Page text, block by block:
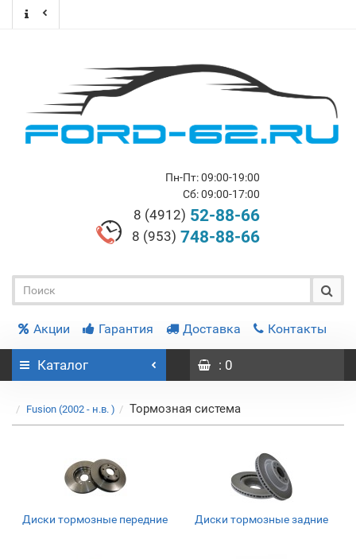
Пн-Пт: 09:00-19:00
Сб: 09:00-17:00
8 (4912) 52-88-66
8 (953) 748-88-66
Акции Гарантия Доставка Контакты
Каталог : 0
Fusion (2002 - н.в. ) Тормозная система
Диски тормозные передние Диски тормозные задние